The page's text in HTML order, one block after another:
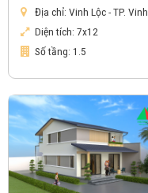
Địa chỉ: Vinh Lộc - TP. Vinh
Diện tích: 7x12
Số tầng: 1.5